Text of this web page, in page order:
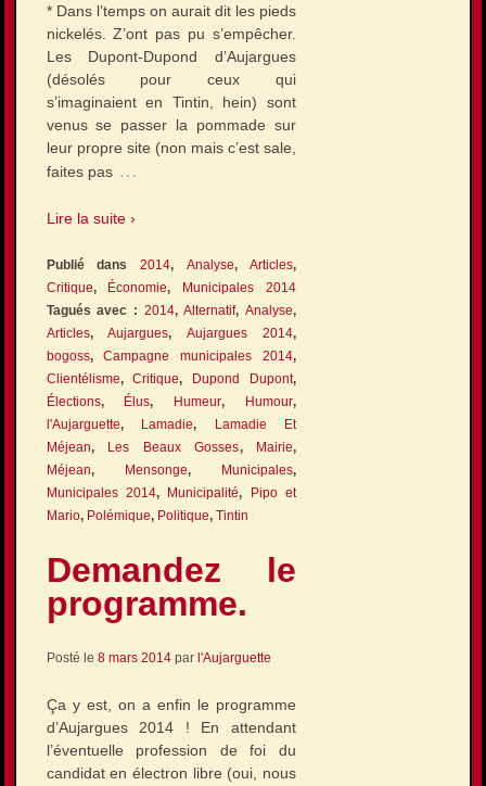
* Dans l’temps on aurait dit les pieds
nickelés. Z’ont pas pu s’empêcher.
Les Dupont-Dupond d’Aujargues
(désolés pour ceux qui
s’imaginaient en Tintin, hein) sont
venus se passer la pommade sur
leur propre site (non mais c’est sale,
faites pas …
Lire la suite ›
Publié dans 2014, Analyse,Articles,
Critique, Économie,
Municipales 2014
Tagués avec : 2014,Alternatif,Analyse,
Articles,Aujargues,Aujargues 2014,
bogoss,Campagne municipales 2014,
Clientélisme,Critique, Dupond Dupont,
Élections, Élus, Humeur, Humour,
l'Aujarguette, Lamadie,
Lamadie Et
Méjean, Les Beaux Gosses, Mairie,
Méjean, Mensonge, Municipales,
Municipales 2014, Municipalité,
Pipo et
Mario, Polémique, Politique, Tintin
Demandez le
programme.
Posté le 8 mars 2014par l'Aujarguette
Ça y est, on a enfin le programme
d’Aujargues 2014 ! En attendant
l’éventuelle profession de foi du
candidat en électron libre (oui, nous